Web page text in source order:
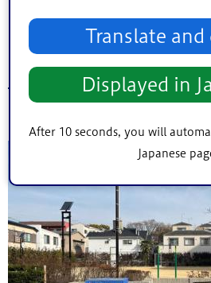
Translate and
Displayed in
After 10 seconds, you will
Japanese
4.まつしまガーデン（所在
7号）